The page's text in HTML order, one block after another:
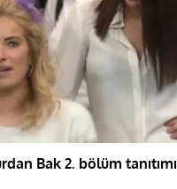
Bak 2. bölüm tanıtımı